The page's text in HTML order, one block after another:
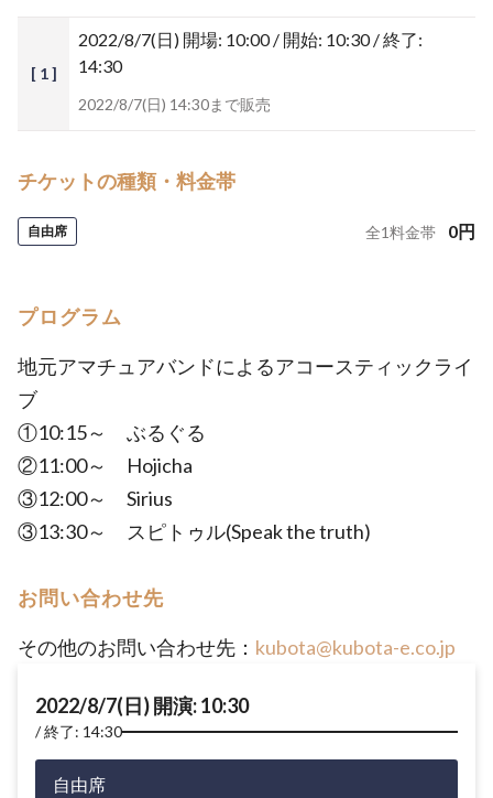
[ 1 ]
2022/8/7(日) 開場: 10:00 / 開始: 10:30 / 終了:
14:30
2022/8/7(日) 14:30まで販売
チケットの種類・料金帯
自由席 全1料金帯 0円
プログラム
地元アマチュアバンドによるアコースティックライ
ブ
①10:15～ ぶるぐる
②11:00～ Hojicha
③12:00～ Sirius
③13:30～ スピトゥル(Speak the truth)
お問い合わせ先
その他のお問い合わせ先： kubota@kubota-e.co.jp
2022/8/7(日) 開演: 10:30
終了: 14:30
自由席